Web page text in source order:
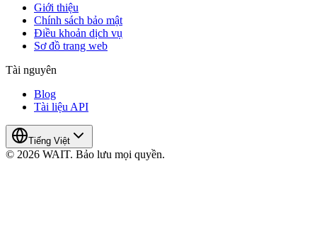
Giới thiệu
Chính sách bảo mật
Điều khoản dịch vụ
Sơ đồ trang web
Tài nguyên
Blog
Tài liệu API
Tiếng Việt
© 2026 WAIT. Bảo lưu mọi quyền.